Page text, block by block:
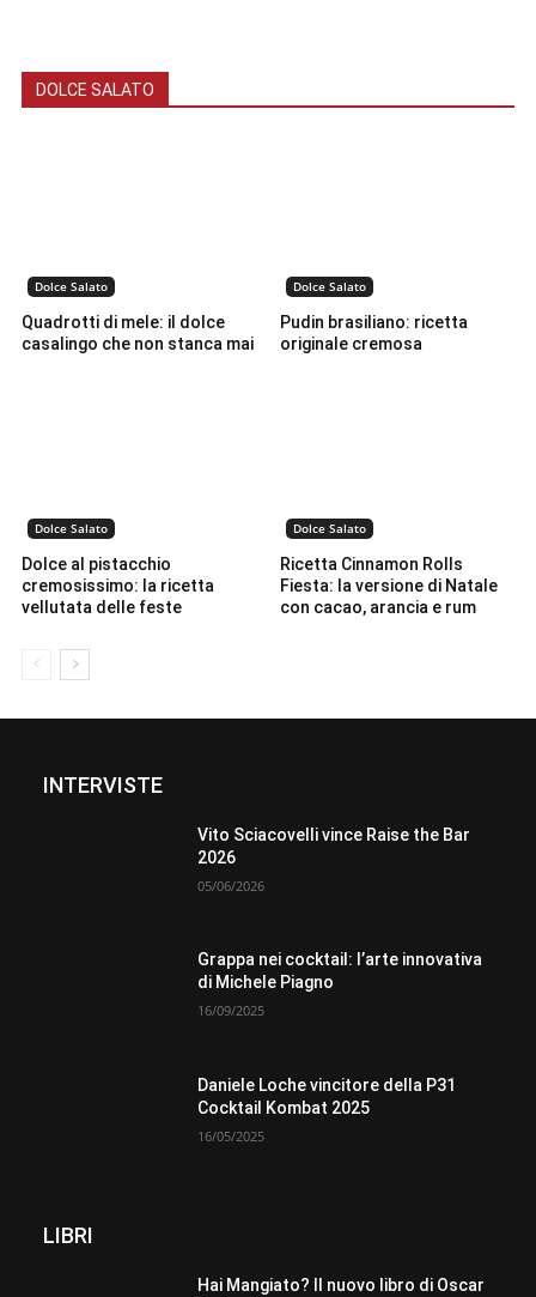
DOLCE SALATO
Dolce Salato
Quadrotti di mele: il dolce
casalingo che non stanca mai
Dolce Salato
Pudin brasiliano: ricetta
originale cremosa
Dolce Salato
Dolce al pistacchio
cremosissimo: la ricetta
vellutata delle feste
Dolce Salato
Ricetta Cinnamon Rolls
Fiesta: la versione di Natale
con cacao, arancia e rum
INTERVISTE
Vito Sciacovelli vince Raise the Bar
2026
05/06/2026
Grappa nei cocktail: l’arte innovativa
di Michele Piagno
16/09/2025
Daniele Loche vincitore della P31
Cocktail Kombat 2025
16/05/2025
LIBRI
Hai Mangiato? Il nuovo libro di Oscar